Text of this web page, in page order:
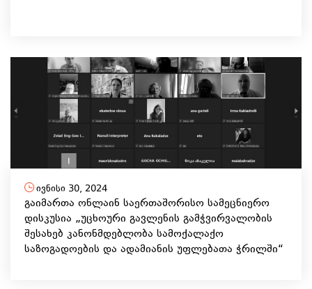
ივნისი 30, 2024
გაიმართა ონლაინ საერთაშორისო სამეცნიერო
დისკუსია „უცხოური გავლენის გამჭვირვალობის
შესახებ კანონმდებლობა სამოქალაქო
საზოგადოების და ადამიანის უფლებათა ჭრილში“